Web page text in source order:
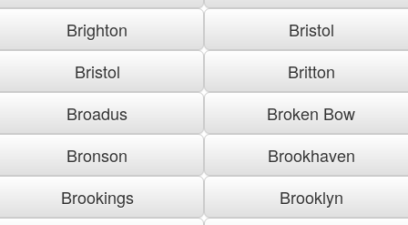
Brighton
Bristol
Bristol
Britton
Broadus
Broken Bow
Bronson
Brookhaven
Brookings
Brooklyn